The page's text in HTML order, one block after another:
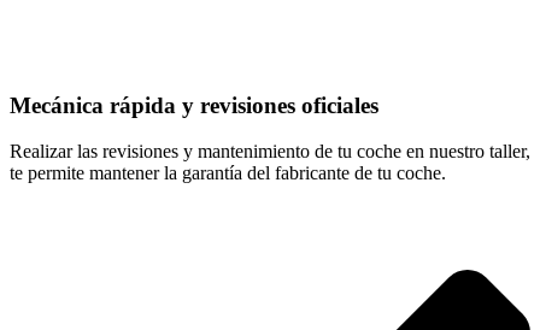
Mecánica rápida y revisiones oficiales
Realizar las revisiones y mantenimiento de tu coche en nuestro taller,
te permite mantener la garantía del fabricante de tu coche.